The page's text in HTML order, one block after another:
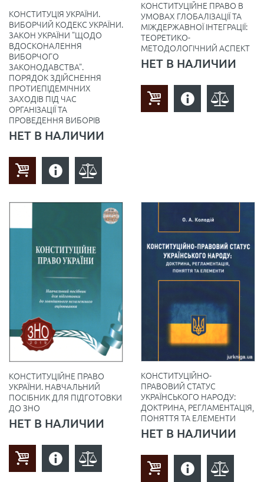
КОНСТИТУЦІЯ УКРАЇНИ.
ВИБОРЧИЙ КОДЕКС УКРАЇНИ.
ЗАКОН УКРАЇНИ "ЩОДО
ВДОСКОНАЛЕННЯ
ВИБОРЧОГО
ЗАКОНОДАВСТВА".
ПОРЯДОК ЗДІЙСНЕННЯ
ПРОТИЕПІДЕМІЧНИХ
ЗАХОДІВ ПІД ЧАС
ОРГАНІЗАЦІЇ ТА
ПРОВЕДЕННЯ ВИБОРІВ
НЕТ В НАЛИЧИИ
КОНСТИТУЦІЙНЕ ПРАВО В
УМОВАХ ГЛОБАЛІЗАЦІЇ ТА
МІЖДЕРЖАВНОЇ ІНТЕГРАЦІЇ:
ТЕОРЕТИКО-
МЕТОДОЛОГІЧНИЙ АСПЕКТ
НЕТ В НАЛИЧИИ
КОНСТИТУЦІЙНЕ ПРАВО
УКРАЇНИ. НАВЧАЛЬНИЙ
ПОСІБНИК ДЛЯ ПІДГОТОВКИ
ДО ЗНО
НЕТ В НАЛИЧИИ
КОНСТИТУЦІЙНО-
ПРАВОВИЙ СТАТУС
УКРАЇНСЬКОГО НАРОДУ:
ДОКТРИНА, РЕГЛАМЕНТАЦІЯ,
ПОНЯТТЯ ТА ЕЛЕМЕНТИ
НЕТ В НАЛИЧИИ